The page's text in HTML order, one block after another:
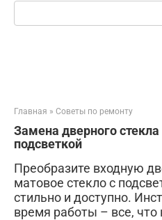
Поиск:
Главная » Советы по ремонту
Замена дверного
подсветкой
Преобразите входную
матовое стекло с
стильно и доступно.
время работы – все, что